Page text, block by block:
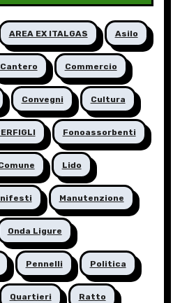
AREA EX ITALGAS Asilo
Cantero Commercio
Convegni Cultura
Fonoassorbenti
Lido
Manutenzione
Onda Ligure
Pennelli Politica
Quartieri Ratto